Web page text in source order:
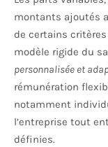
montants ajoutés
de certains
modèle rigide du
personnalisée et
rémunération
notamment
l’entreprise tout
définies.